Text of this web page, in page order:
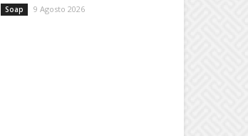
Soap 9 Agosto 2026